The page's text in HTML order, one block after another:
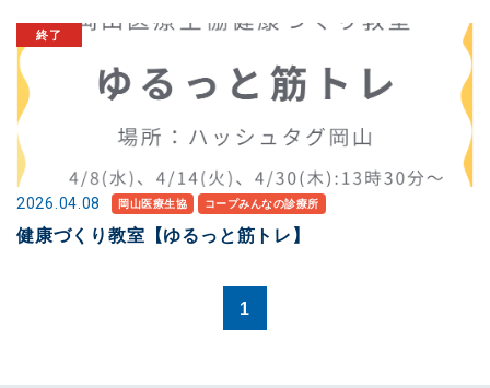
2026.04.08 岡山医療生協 コープみんなの診療所
健康づくり教室【ゆるっと筋トレ】
1